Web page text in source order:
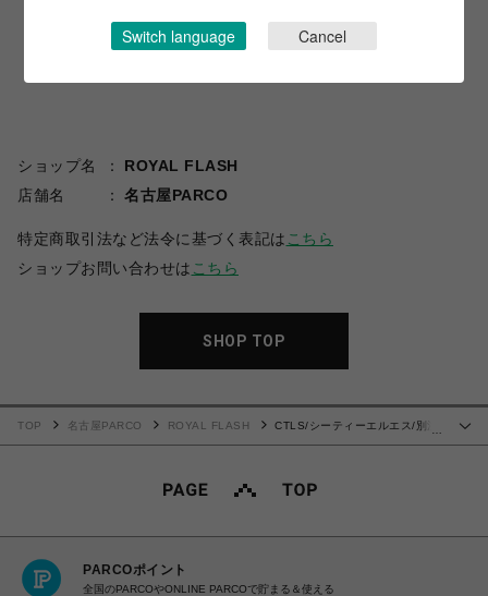
ショップ名
ROYAL FLASH
店舗名
名古屋PARCO
特定商取引法など法令に基づく表記は こちら
ショップお問い合わせは こちら
SHOP TOP
…
TOP 名古屋PARCO ROYAL FLASH
CTLS/シーティーエルエス/別注
PARCOポイント
全国のPARCOやONLINE PARCOで貯まる＆使える
Switch language Cancel